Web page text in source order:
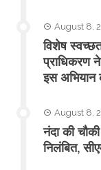
August 8,
विशेष
प्राधिकरण
इस अभियान
August 8,
नंदा की
निलंबित,